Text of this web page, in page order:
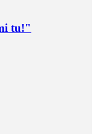
tu!"